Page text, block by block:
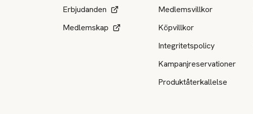
Erbjudanden
Medlemskap
Medlemsvillkor
Köpvillkor
Integritetspolicy
Kampanjreservationer
Produktåterkallelse